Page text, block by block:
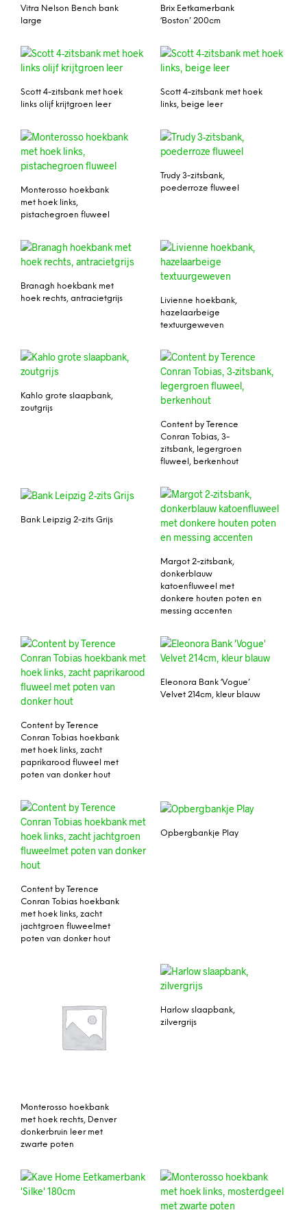
Vitra Nelson Bench bank
large
Brix Eetkamerbank
‘Boston’ 200cm
Scott 4-zitsbank met hoek
links olijf krijtgroen leer
Scott 4-zitsbank met hoek
links, beige leer
Monterosso hoekbank
met hoek links,
pistachegroen fluweel
Trudy 3-zitsbank,
poederroze fluweel
Branagh hoekbank met
hoek rechts, antracietgrijs
Livienne hoekbank,
hazelaarbeige
textuurgeweven
Kahlo grote slaapbank,
zoutgrijs
Content by Terence
Conran Tobias, 3-
zitsbank, legergroen
fluweel, berkenhout
Bank Leipzig 2-zits Grijs
Margot 2-zitsbank,
donkerblauw
katoenfluweel met
donkere houten poten en
messing accenten
Content by Terence
Conran Tobias hoekbank
met hoek links, zacht
paprikarood fluweel met
poten van donker hout
Eleonora Bank ‘Vogue’
Velvet 214cm, kleur blauw
Content by Terence
Conran Tobias hoekbank
met hoek links, zacht
jachtgroen fluweelmet
poten van donker hout
Opbergbankje Play
Monterosso hoekbank
met hoek rechts, Denver
donkerbruin leer met
zwarte poten
Harlow slaapbank,
zilvergrijs